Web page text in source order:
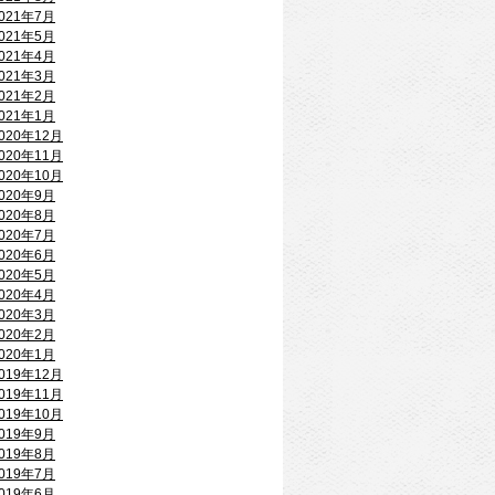
年7月
年5月
年4月
年3月
年2月
年1月
年12月
年11月
年10月
年9月
年8月
年7月
年6月
年5月
年4月
年3月
年2月
年1月
年12月
年11月
年10月
年9月
年8月
年7月